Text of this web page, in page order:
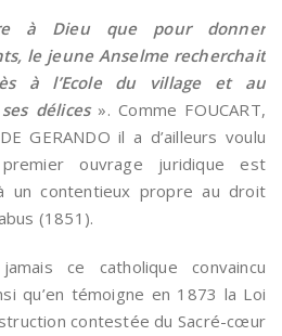
à Dieu que pour donner
le jeune Anselme recherchait
à l’Ecole du village et au
délices». Comme FOUCART,
GERANDO il a d’ailleurs voulu
ouvrage juridique est
un contentieux propre au droit
(1851).
ce catholique convaincu
qu’en témoigne en 1873 la Loi
contestée du Sacré-cœur